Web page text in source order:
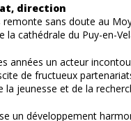
direction
sans doute au
cathédrale du Puy-en-
années un acteur
de fructueux
jeunesse et de la
un développement